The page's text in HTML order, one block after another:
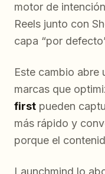
motor de
Reels junto con
capa “por
Este cambio abre
marcas que
first pueden
más rápido y
porque el
Launchmind lo